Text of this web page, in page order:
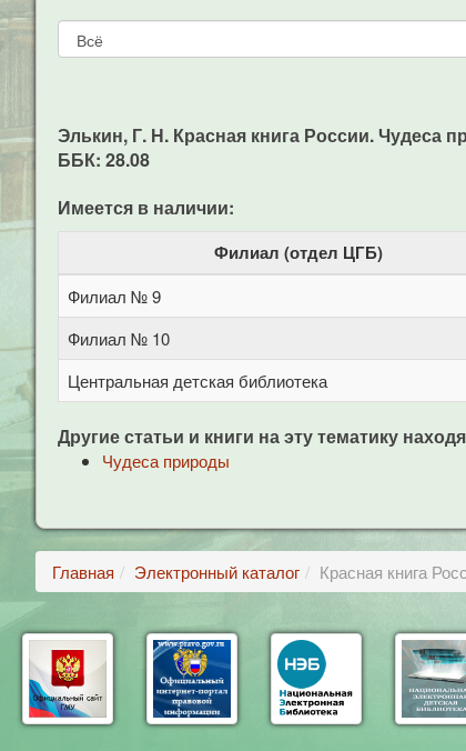
Элькин, Г. Н. Красная книга России. Чудеса
ББК: 28.08
Имеется в наличии:
Филиал (отдел ЦГБ)
Филиал № 9
Филиал № 10
Центральная детская библиотека
Другие статьи и книги на эту тематику
Чудеса природы
Главная Электронный каталог Красная книга